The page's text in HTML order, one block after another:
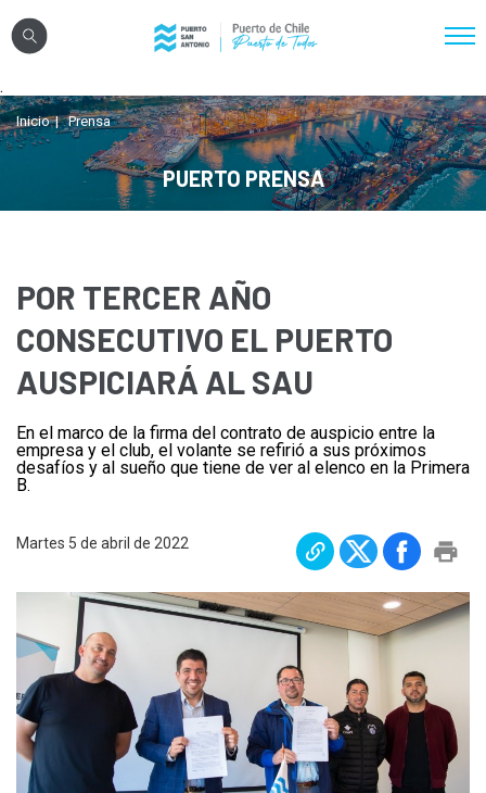
Nosotros
Sistema Portuario
Sostenibilidad
Transparencia
Registro Proveedores
Licitaciones
Reglamentos
Prensa
Preguntas Frecuentes
Contáctenos
.
Inicio Prensa
PUERTO PRENSA
POR TERCER AÑO
CONSECUTIVO EL PUERTO
AUSPICIARÁ AL SAU
En el marco de la firma del contrato de auspicio entre la
empresa y el club, el volante se refirió a sus próximos
desafíos y al sueño que tiene de ver al elenco en la Primera
B.
Martes 5 de abril de 2022